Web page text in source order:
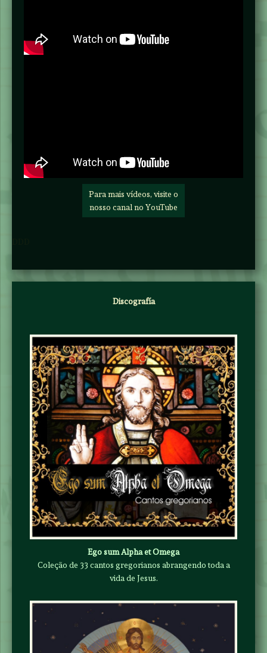
Para mais vídeos, visite o
nosso canal no YouTube
Discografía
Ego sum Alpha et Omega
Coleção de 33 cantos gregorianos abrangendo toda a
vida de Jesus.